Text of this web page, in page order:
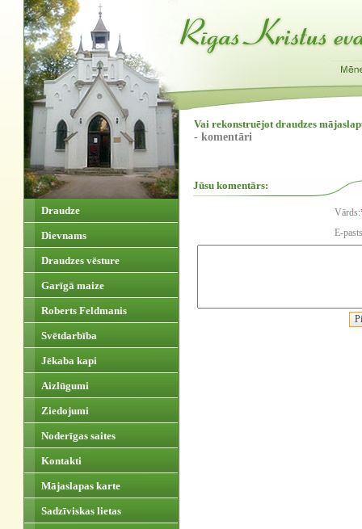
Draudze
Dievnams
Draudzes vēsture
Garīgā maize
Roberts Feldmanis
Svētdarbība
Jēkaba kapi
Aizlūgumi
Ziedojumi
Noderīgas saites
Kontakti
Mājaslapas karte
Sadzīviskas lietas
Vai rekonstruējot draudzes
- komentāri
Jūsu komentārs:
Vārds:
E-